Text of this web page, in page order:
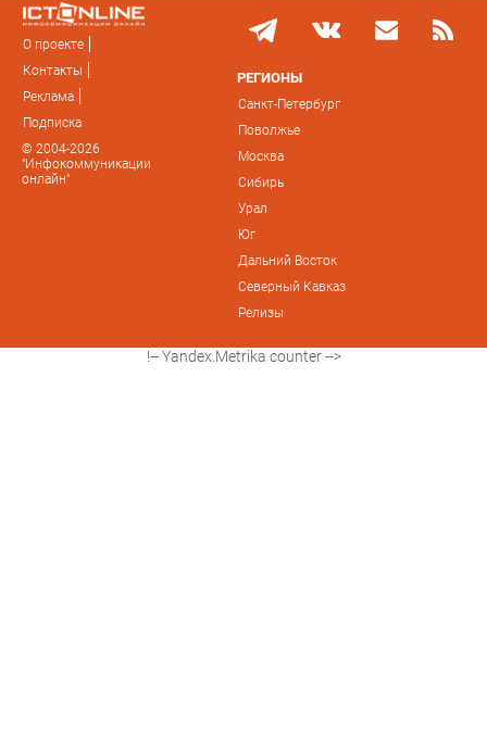
О проекте
Контакты
Реклама
Подписка
© 2004-2026
"Инфокоммуникации
онлайн"
РЕГИОНЫ
Санкт-Петербург
Поволжье
Москва
Сибирь
Урал
Юг
Дальний Восток
Северный Кавказ
Релизы
!-- Yandex.Metrika counter -->